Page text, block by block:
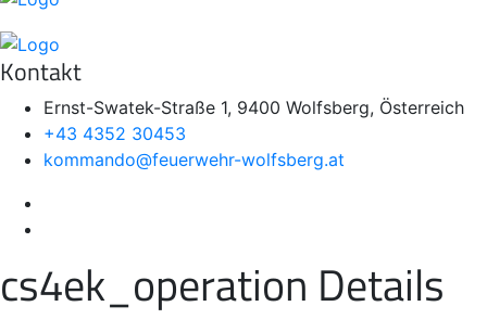
Kontakt
Ernst-Swatek-Straße 1, 9400 Wolfsberg, Österreich
+43 4352 30453
kommando@feuerwehr-wolfsberg.at
cs4ek_operation Details